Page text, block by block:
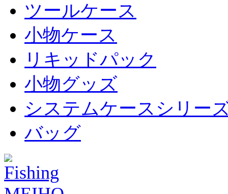
ツールケース
小物ケース
リキッドパック
小物グッズ
システムケースシリー
バッグ